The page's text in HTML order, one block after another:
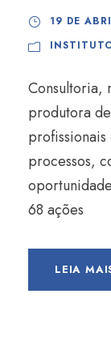
19 DE
Consultoria,
produtora
processos,
68 ações
LEIA